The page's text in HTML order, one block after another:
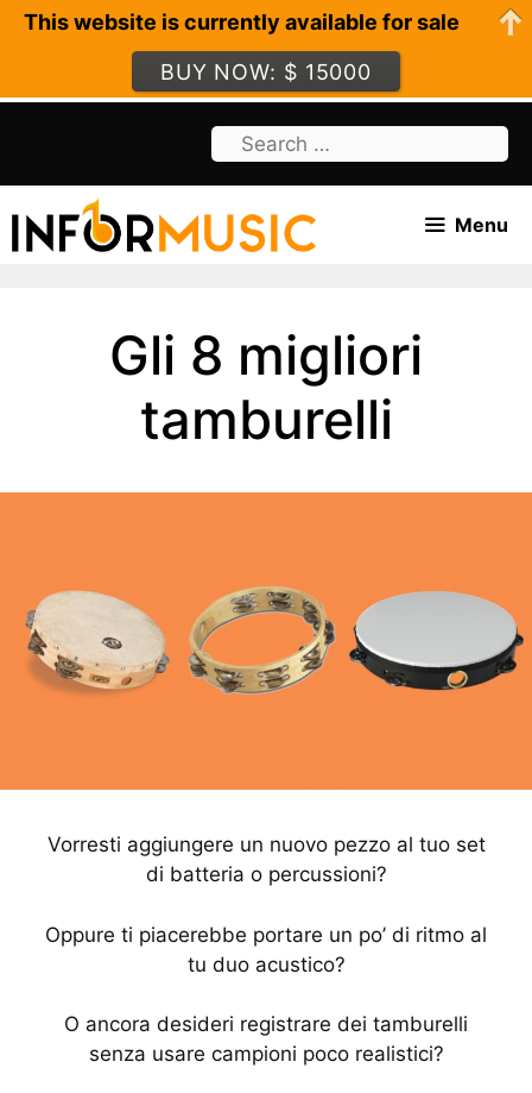
Menu
Gli 8 migliori
tamburelli
Vorresti aggiungere un nuovo pezzo al tuo set
di batteria o percussioni?
Oppure ti piacerebbe portare un po’ di ritmo al
tu duo acustico?
O ancora desideri registrare dei tamburelli
senza usare campioni poco realistici?
This website is currently available for sale
BUY NOW: $ 15000